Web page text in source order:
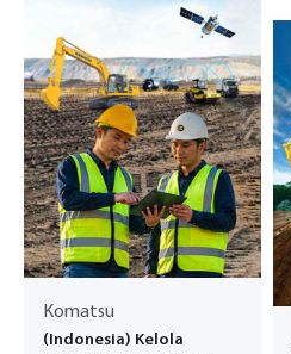
Komatsu
(Indonesia) Kelola